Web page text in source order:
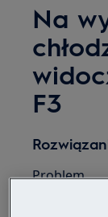
Na
F3
Problem